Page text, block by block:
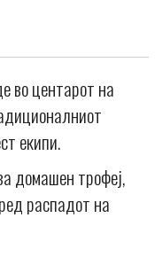
во центарот на
екипи.
домашен трофеј,
распадот на